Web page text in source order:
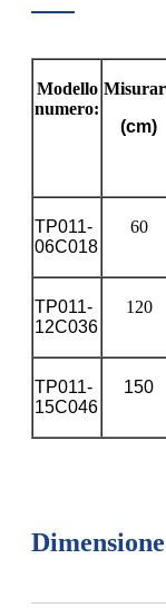
Modello
numero:
(cm)
TP011-
06C018
60
TP011-
12C036
120
TP011-
15C046
150
Dimensione